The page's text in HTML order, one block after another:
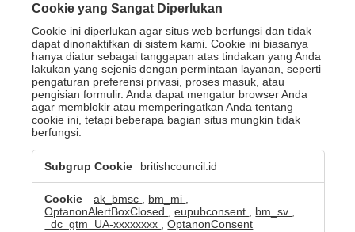
Cookie yang Sangat Diperlukan
Cookie ini diperlukan agar situs web berfungsi dan tidak
dapat dinonaktifkan di sistem kami. Cookie ini biasanya
hanya diatur sebagai tanggapan atas tindakan yang Anda
lakukan yang sejenis dengan permintaan layanan, seperti
pengaturan preferensi privasi, proses masuk, atau
pengisian formulir. Anda dapat mengatur browser Anda
agar memblokir atau memperingatkan Anda tentang
cookie ini, tetapi beberapa bagian situs mungkin tidak
berfungsi.
Cookie
yang
Sangat
Diperlukan
britishcouncil.id
ak_bmsc bm_mi
OptanonAlertBoxClosed
,eupubconsent bm_sv
_dc_gtm_UA-xxxxxxxx
,OptanonConsent